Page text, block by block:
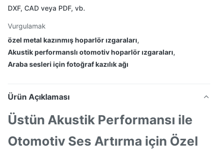
DXF, CAD veya PDF, vb.
Vurgulamak
özel metal kazınmış hoparlör ızgaraları,
Akustik performanslı otomotiv hoparlör ızgaraları,
Araba sesleri için fotoğraf kazılık ağı
Ürün Açıklaması
Üstün Akustik Performansı ile
Otomotiv Ses Artırma için Özel